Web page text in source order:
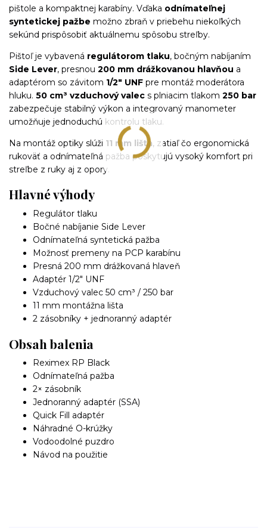
pištole a kompaktnej karabíny. Vďaka odnímateľnej
syntetickej pažbe možno zbraň v priebehu niekoľkých
sekúnd prispôsobiť aktuálnemu spôsobu streľby.
Pištoľ je vybavená regulátorom tlaku, bočným nabíjaním
Side Lever, presnou 200 mm drážkovanou hlavňou a
adaptérom so závitom 1/2" UNF pre montáž moderátora
hluku. 50 cm³ vzduchový valec s plniacim tlakom 250 bar
zabezpečuje stabilný výkon a integrovaný manometer
umožňuje jednoduchú kontrolu tlaku.
Na montáž optiky slúži 11 mm lišta, zatiaľ čo ergonomická
rukoväť a odnímateľná pažba poskytujú vysoký komfort pri
streľbe z ruky aj z opory.
Hlavné výhody
Regulátor tlaku
Bočné nabíjanie Side Lever
Odnímateľná syntetická pažba
Možnosť premeny na PCP karabínu
Presná 200 mm drážkovaná hlaveň
Adaptér 1/2" UNF
Vzduchový valec 50 cm³ / 250 bar
11 mm montážna lišta
2 zásobníky + jednoranný adaptér
Obsah balenia
Reximex RP Black
Odnímateľná pažba
2× zásobník
Jednoranný adaptér (SSA)
Quick Fill adaptér
Náhradné O-krúžky
Vodoodolné puzdro
Návod na použitie